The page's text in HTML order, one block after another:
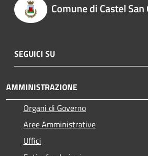
Comune di Castel
SEGUICI SU
AMMINISTRAZIONE
Organi di Governo
Aree Amministrative
Uffici